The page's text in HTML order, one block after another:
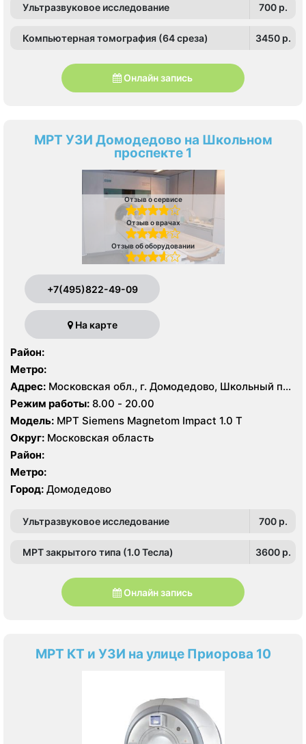
Ультразвуковое исследование 700 p.
Компьютерная томография (64 среза) 3450 p.
Онлайн запись
МРТ УЗИ Домодедово на Школьном
проспекте 1
Отзыв о сервисе
Отзыв о врачах
Отзыв об оборудовании
+7(495)822-49-09
На карте
Район:
Метро:
Адрес: Московская обл., г. Домодедово, Школьный пр.,
1
Режим работы:
8.00 - 20.00
Модель: МРТ Siemens Magnetom Impact 1.0 Т
Округ: Московская область
Район:
Метро:
Город: Домодедово
Ультразвуковое исследование 700 p.
МРТ закрытого типа (1.0 Тесла) 3600 p.
Онлайн запись
МРТ КТ и УЗИ на улице Приорова 10